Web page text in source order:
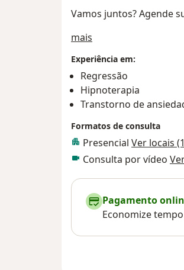
Vamos juntos? Agende
mais
Experiência em:
Regressão
Hipnoterapia
Transtorno de
Formatos de consulta
Presencial Ver locais
Consulta por vídeo
Pagamento
Economize